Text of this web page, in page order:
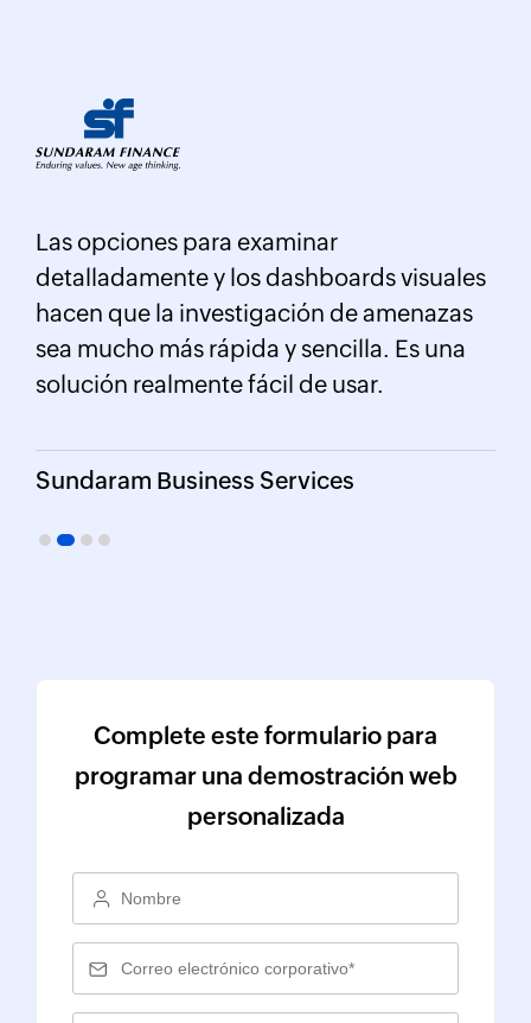
Las opciones para examinar
detalladamente y los dashboards visuales
hacen que la investigación de amenazas
sea mucho más rápida y sencilla. Es una
solución realmente fácil de usar.
Sundaram Business Services
Complete este formulario para
programar una demostración web
personalizada